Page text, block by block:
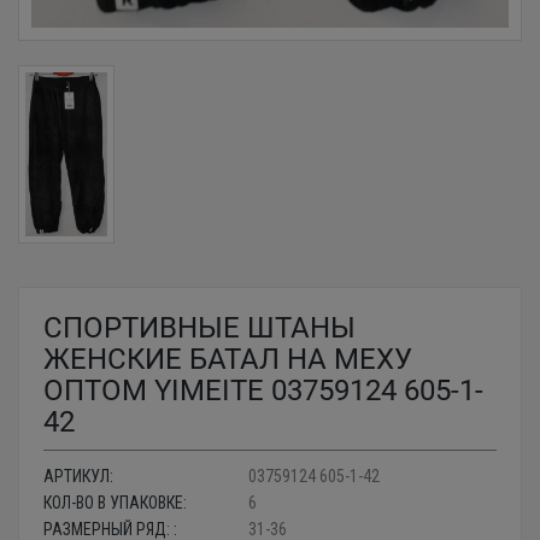
СПОРТИВНЫЕ ШТАНЫ
ЖЕНСКИЕ БАТАЛ НА МЕХУ
ОПТОМ YIMEITE 03759124 605-1-
42
АРТИКУЛ:
03759124 605-1-42
КОЛ-ВО В УПАКОВКЕ:
6
РАЗМЕРНЫЙ РЯД: :
31-36